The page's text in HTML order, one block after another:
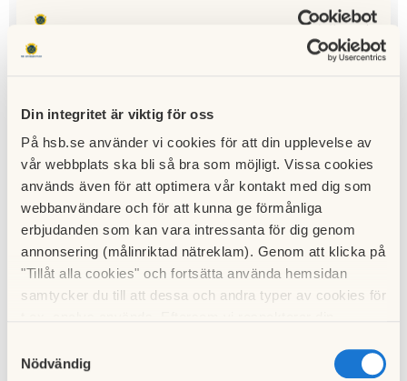
Din integritet är viktig för oss
På hsb.se använder vi cookies för att din upplevelse av
vår webbplats ska bli så bra som möjligt. Vissa cookies
används även för att optimera vår kontakt med dig som
webbanvändare och för att kunna ge förmånliga
erbjudanden som kan vara intressanta för dig genom
annonsering (målinriktad nätreklam). Genom att klicka på
"Tillåt alla cookies" och fortsätta använda hemsidan
samtycker du till att dessa och andra typer av cookies för
cookies och välja att endast tillåta ett urval.
Nödvändig